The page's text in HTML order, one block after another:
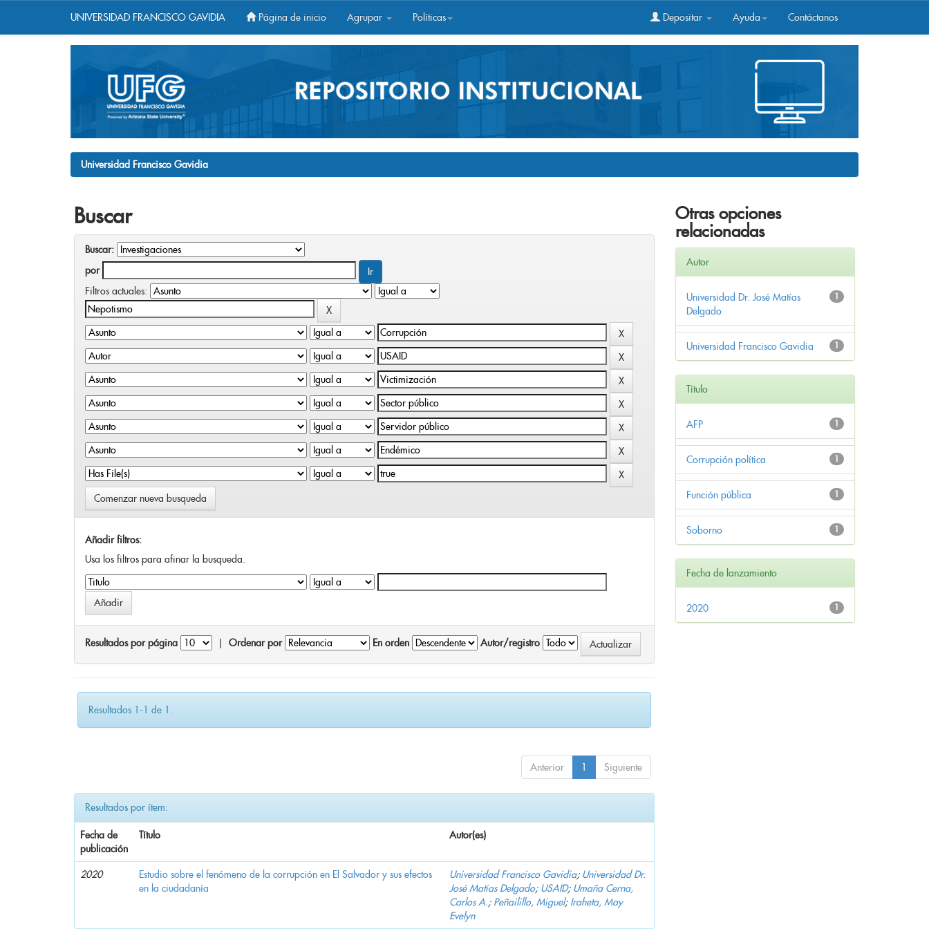
UNIVERSIDAD FRANCISCO GAVIDIA Página de inicio Agrupar Políticas Depositar Ayuda Contáctanos
Universidad Francisco Gavidia
Buscar
Buscar:
por
Filtros actuales:
Comenzar nueva busqueda
Añadir filtros:
Usa los filtros para afinar la busqueda.
Resultados por página Ordenar por En orden Autor/registro
Resultados 1-1 de 1.
Anterior 1 Siguiente
Resultados por ítem:
Fecha de
publicación
Título Autor(es)
2020
Estudio sobre el fenómeno de la corrupción en El Salvador y sus efectos
en la ciudadanía
Universidad Francisco Gavidia; Universidad Dr.
José Matías Delgado; USAID; Umaña Cerna,
Carlos A.; Peñailillo, Miguel; Iraheta, May
Evelyn
Otras opciones
relacionadas
Autor
1
Universidad Dr. José Matías
Delgado
1
Universidad Francisco Gavidia
Título
1
AFP
1
Corrupción política
1
Función pública
1
Soborno
Fecha de lanzamiento
1
2020